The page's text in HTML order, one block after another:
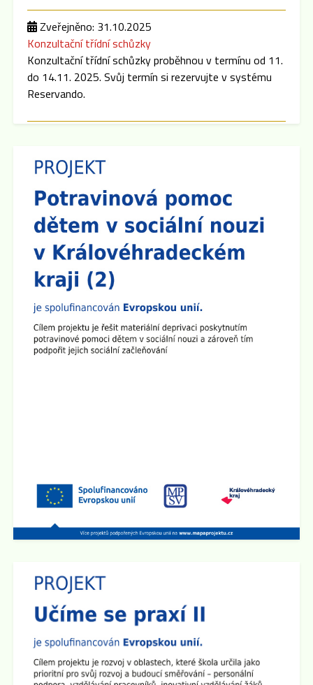
Zveřejněno: 31.10.2025
Konzultační třídní schůzky
Konzultační třídní schůzky proběhnou v termínu od 11.
do 14.11. 2025. Svůj termín si rezervujte v systému
Reservando.
Dne 15.9. 2025 cca v 16:00 hod se po skončení
Plenární schůze SRPŠ budou konat třídní schůzky
jednotlivých tříd. Pokud dojde k malému zpoždění,
předem se omlouváme, učitelský sbor se půjde nejprve
představit do prvních a šestých tříd.
Zveřejněno: 8.9.2025
Plenární schůze SRPŠ
Dne 15.9. 2025 v 15:30 hod se v učebně 8.A na 2.
stupni školy koná Plenární schůze SRPŠ.
Schůzka pro rodiče budoucích prvňáčků
Rodičovská schůzka se uskuteční v úterý 3.6. 2025 v
15:30 hod v učebně 2.B na 1. stupni školy.
Den otevřených dveří na 2. stupni školy
Dne 29.4. od 15:00 do 17:30 hod zveme všechny
rodiče a přátele školy naDen otevřených dveří na 2.
stupni
. Ve třídách budou připraveny různé prezentace a
ukázky pomůcek. Den otevřených dveří chceme
zakončit společným opékáním na školním dvoře.